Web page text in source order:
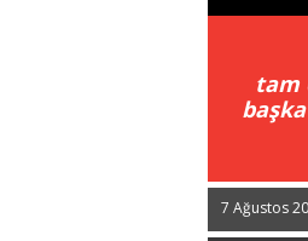
tam
7 Ağustos